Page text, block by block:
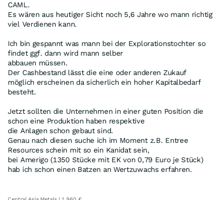
CAML.
Es wären aus heutiger Sicht noch 5,6 Jahre wo mann richtig
viel Verdienen kann.
Ich bin gespannt was mann bei der Explorationstochter so
findet ggf. dann wird mann selber
abbauen müssen.
Der Cashbestand lässt die eine oder anderen Zukauf
möglich erscheinen da sicherlich ein hoher Kapitalbedarf
besteht.
Jetzt sollten die Unternehmen in einer guten Position die
schon eine Produktion haben respektive
die Anlagen schon gebaut sind.
Genau nach diesen suche ich im Moment z.B. Entree
Resources schein mit so ein Kanidat sein,
bei Amerigo (1350 Stücke mit EK von 0,79 Euro je Stück)
hab ich schon einen Batzen an Wertzuwachs erfahren.